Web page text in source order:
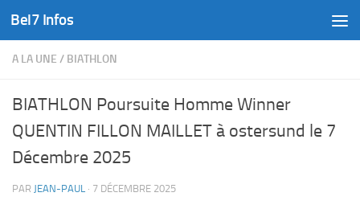
Skip to content
Bel7 Infos
A LA UNE / BIATHLON
BIATHLON Poursuite Homme Winner
QUENTIN FILLON MAILLET à ostersund le 7
Décembre 2025
PAR JEAN-PAUL · 7 DÉCEMBRE 2025